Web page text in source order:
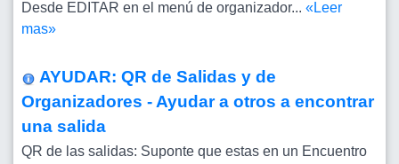
Desde EDITAR en el menú de organizador... «Leer
mas»
AYUDAR: QR de Salidas y de
Organizadores - Ayudar a otros a encontrar
una salida
QR de las salidas: Suponte que estas en un Encuentro